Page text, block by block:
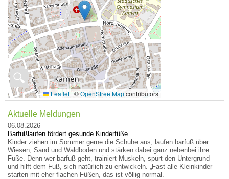
🔍
Leaflet | ©OpenStreetMapcontributors
Aktuelle Meldungen
06.08.2026
Barfußlaufen fördert gesunde Kinderfüße
Kinder ziehen im Sommer gerne die Schuhe aus, laufen barfuß über
Wiesen, Sand und Waldboden und stärken dabei ganz nebenbei ihre
Füße. Denn wer barfuß geht, trainiert Muskeln, spürt den Untergrund
und hilft dem Fuß, sich natürlich zu entwickeln. „Fast alle Kleinkinder
starten mit eher flachen Füßen, das ist völlig normal.